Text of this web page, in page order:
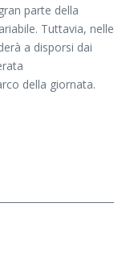
parte della
Tuttavia, nelle
a disporsi dai
della giornata.